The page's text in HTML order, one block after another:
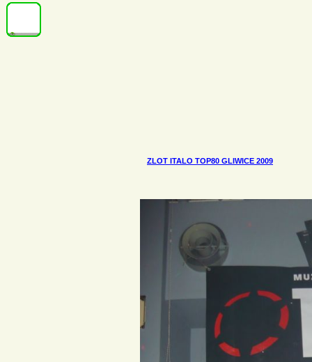
ZLOT ITALO TOP80 GLIWICE 2009